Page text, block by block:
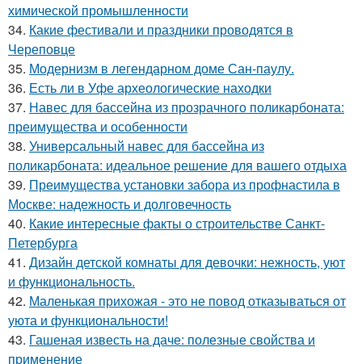
химической промышленности
34. Какие фестивали и праздники проводятся в
Череповце
35. Модернизм в легендарном доме Сан-паулу.
36. Есть ли в Уфе археологические находки
37. Навес для бассейна из прозрачного поликарбоната:
преимущества и особенности
38. Универсальный навес для бассейна из
поликарбоната: идеальное решение для вашего отдыха
39. Преимущества установки забора из профнастила в
Москве: надежность и долговечность
40. Какие интересные факты о строительстве Санкт-
Петербурга
41. Дизайн детской комнаты для девочки: нежность, уют
и функциональность.
42. Маленькая прихожая - это не повод отказываться от
уюта и функциональности!
43. Гашеная известь на даче: полезные свойства и
применение